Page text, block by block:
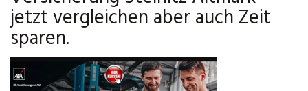
jetzt vergleichen aber auch Zeit
sparen.